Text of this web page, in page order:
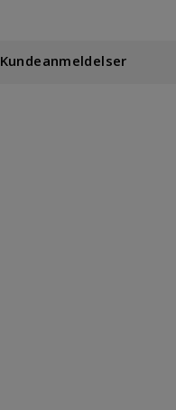
Kundeanmeldelser